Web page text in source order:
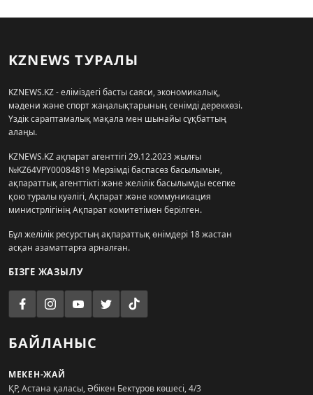
KZNEWS ТУРАЛЫ
KZNEWS.KZ - еліміздегі басты саяси, экономикалық,
мәдени және спорт жаңалықтарының сенімді дереккөзі.
Үздік сараптамалық мақала мен шынайы сұқбаттың
алаңы.
KZNEWS.KZ ақпарат агенттігі 29.12.2023 жылғы
№KZ64VPY00084819 Мерзімді баспасөз басылымын,
ақпараттық агенттікті және желілік басылымды есепке
қою туралы куәлігі, Ақпарат және коммуникация
министрлігінің Ақпарат комитетімен берілген.
Бұл желілік ресурстың ақпараттық өнімдері 18 жастан
асқан азаматтарға арналған.
БІЗГЕ ЖАЗЫЛУ
БАЙЛАНЫС
МЕКЕН-ЖАЙ
ҚР, Астана қаласы, Әбікен Бектұров көшесі, 4/3